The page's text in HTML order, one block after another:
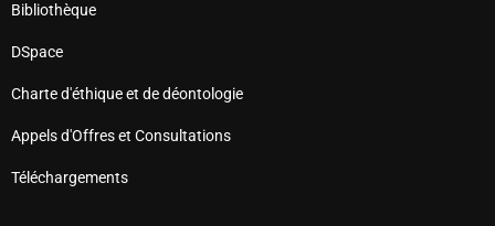
Bibliothèque
DSpace
Charte d'éthique et de déontologie
Appels d'Offres et Consultations
Téléchargements